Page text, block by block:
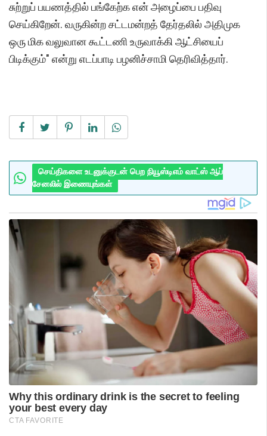
சுற்றுப் பயணத்தில் பங்கேற்க என் அழைப்பை பதிவு
செய்கிறேன். வருகின்ற சட்டமன்றத் தேர்தலில் அதிமுக
ஒரு மிக வலுவான கூட்டணி உருவாக்கி ஆட்சியைப்
பிடிக்கும்" என்று எடப்பாடி பழனிச்சாமி தெரிவித்தார்.
செய்திகளை உடனுக்குடன் பெற நியூஸ்டிஎம் வாட்ஸ் ஆப்
சேனலில் இணையுங்கள்